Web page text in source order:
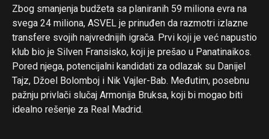
Zbog smanjenja budžeta sa planiranih 59 miliona evra na
svega 24 miliona, ASVEL je prinuđen da razmotri izlazne
transfere svojih najvrednijih igrača. Prvi koji je već napustio
klub bio je Silven Fransisko, koji je prešao u Panatinaikos.
Pored njega, potencijalni kandidati za odlazak su Danijel
Tajz, Džoel Bolomboj i Nik Vajler-Bab. Međutim, posebnu
pažnju privlači slučaj Armonija Bruksa, koji bi mogao biti
idealno rešenje za Real Madrid.